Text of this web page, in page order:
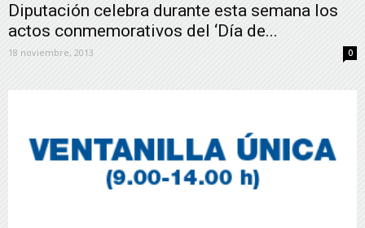
Diputación celebra durante esta semana los
actos conmemorativos del ‘Día de...
18 noviembre, 2013 0